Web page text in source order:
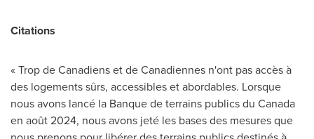
Citations
« Trop de Canadiens et de Canadiennes n'ont pas accès à
des logements sûrs, accessibles et abordables. Lorsque
nous avons lancé la Banque de terrains publics du Canada
en août 2024, nous avons jeté les bases des mesures que